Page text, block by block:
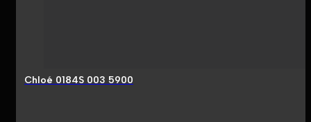
Chloé 0184S 003 5900